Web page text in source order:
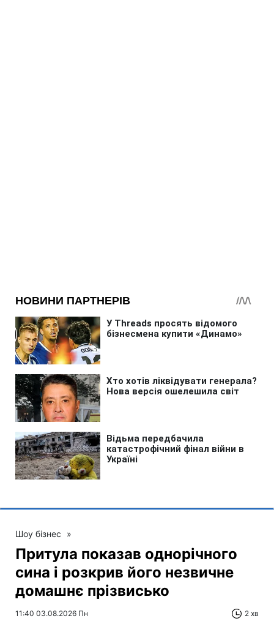
Шоу бізнес »
Притула показав однорічного
сина і розкрив його незвичне
домашнє прізвисько
11:40 03.08.2026 Пн 2 хв